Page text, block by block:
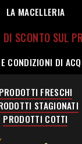
LA MACELLERIA
SCONTO SUL
CONDIZIONI DI
PRODOTTI FRESCHI
STAGIONATI
PRODOTTI COTTI